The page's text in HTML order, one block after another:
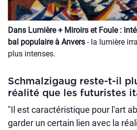
Dans Lumière + Miroirs et Foule :
bal populaire à Anvers - la lumière
plus intenses.
Schmalzigaug reste-t-il
réalité que les futuristes
"Il est caractéristique pour l'art
garder un certain lien avec la